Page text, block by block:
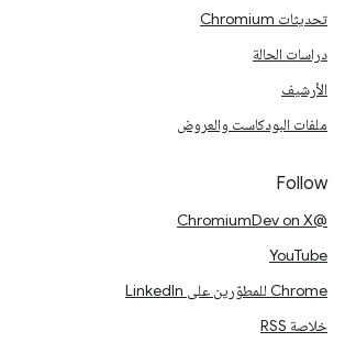
تحديثات Chromium
دراسات الحالة
الأرشيف
ملفات البودكاست والعروض
Follow
@ChromiumDev on X
YouTube
Chrome للمطوّرين على LinkedIn
خلاصة RSS